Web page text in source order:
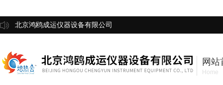
北京鸿鸥成运仪器设备有限公司
网站
Home